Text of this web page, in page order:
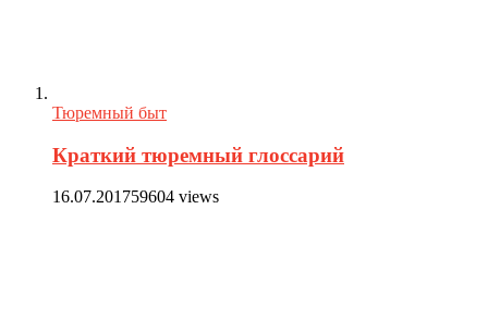
Тюремный быт
Краткий тюремный глоссарий
16.07.201759604 views